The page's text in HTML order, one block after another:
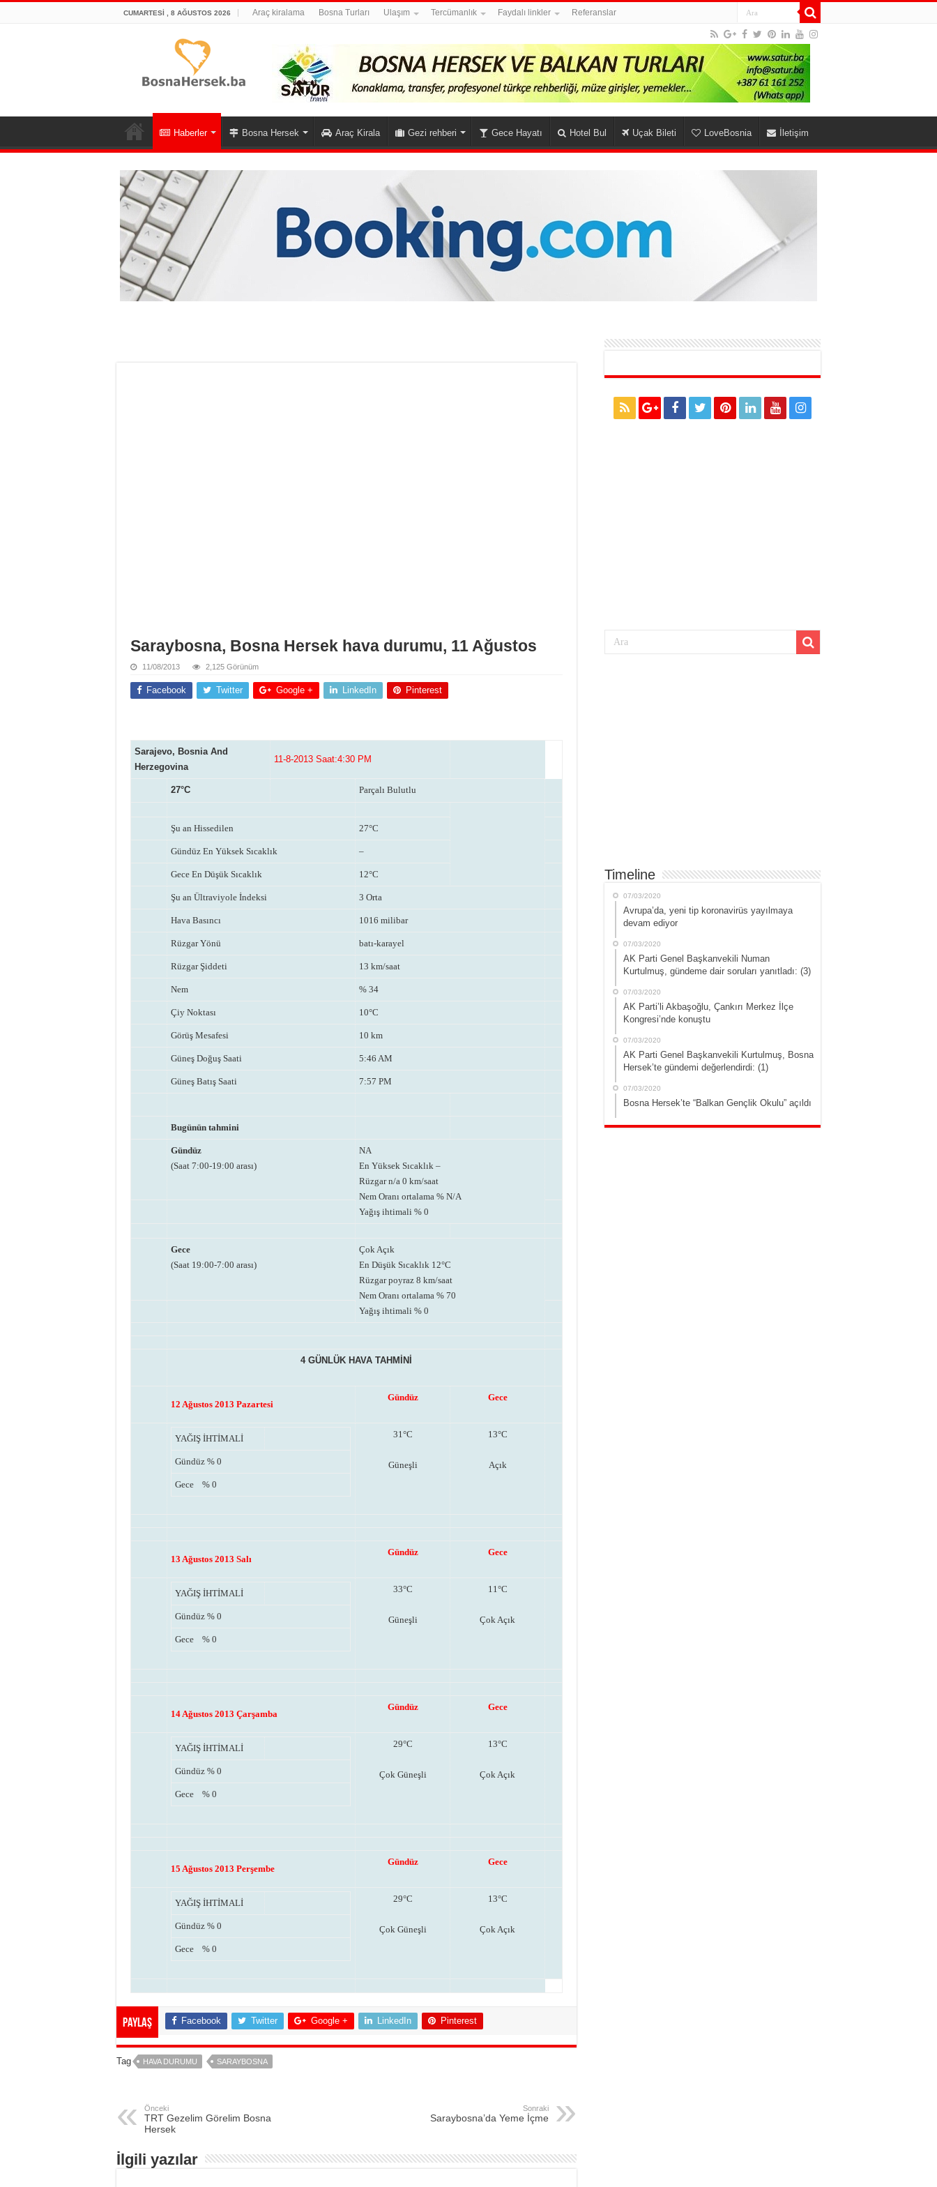
CUMARTESI , 8 AĞUSTOS 2026 Araç kiralama Bosna Turları Ulaşım Tercümanlık Faydalı linkler Referanslar
Haberler Bosna Hersek Araç Kirala Gezi rehberi Gece Hayatı Hotel Bul Uçak Bileti LoveBosnia İletişim
Saraybosna, Bosna Hersek hava durumu, 11 Ağustos
11/08/2013 2,125 Görünüm
Facebook Twitter Google + LinkedIn Pinterest
Sarajevo, Bosnia And
Herzegovina
11-8-2013 Saat:4:30 PM
27°C Parçalı Bulutlu
Şu an Hissedilen 27°C
Gündüz En Yüksek Sıcaklık –
Gece En Düşük Sıcaklık 12°C
Şu an Ültraviyole İndeksi 3 Orta
Hava Basıncı 1016 milibar
Rüzgar Yönü batı-karayel
Rüzgar Şiddeti 13 km/saat
Nem % 34
Çiy Noktası 10°C
Görüş Mesafesi 10 km
Güneş Doğuş Saati 5:46 AM
Güneş Batış Saati 7:57 PM
Bugünün tahmini
Gündüz
(Saat 7:00-19:00 arası)
NA
En Yüksek Sıcaklık –
Rüzgar n/a 0 km/saat
Nem Oranı ortalama % N/A
Yağış ihtimali % 0
Gece
(Saat 19:00-7:00 arası)
Çok Açık
En Düşük Sıcaklık 12°C
Rüzgar poyraz 8 km/saat
Nem Oranı ortalama % 70
Yağış ihtimali % 0
4 GÜNLÜK HAVA TAHMİNİ
12 Ağustos 2013 Pazartesi
Gündüz Gece
YAĞIŞ İHTİMALİ
Gündüz% 0
Gece% 0
31°C
Güneşli
13°C
Açık
13 Ağustos 2013 Salı
Gündüz Gece
YAĞIŞ İHTİMALİ
Gündüz% 0
Gece% 0
33°C
Güneşli
11°C
Çok Açık
14 Ağustos 2013 Çarşamba
Gündüz Gece
YAĞIŞ İHTİMALİ
Gündüz% 0
Gece% 0
29°C
Çok Güneşli
13°C
Çok Açık
15 Ağustos 2013 Perşembe
Gündüz Gece
YAĞIŞ İHTİMALİ
Gündüz% 0
Gece% 0
29°C
Çok Güneşli
13°C
Çok Açık
Paylaş Facebook Twitter Google + LinkedIn Pinterest
Tag HAVA DURUMU SARAYBOSNA
Önceki
TRT Gezelim Görelim Bosna
Hersek
Sonraki
Saraybosna’da Yeme İçme
İlgili yazılar
Timeline
07/03/2020
Avrupa’da, yeni tip koronavirüs yayılmaya
devam ediyor
07/03/2020
AK Parti Genel Başkanvekili Numan
Kurtulmuş, gündeme dair soruları yanıtladı: (3)
07/03/2020
AK Parti’li Akbaşoğlu, Çankırı Merkez İlçe
Kongresi’nde konuştu
07/03/2020
AK Parti Genel Başkanvekili Kurtulmuş, Bosna
Hersek’te gündemi değerlendirdi: (1)
07/03/2020
Bosna Hersek’te “Balkan Gençlik Okulu” açıldı